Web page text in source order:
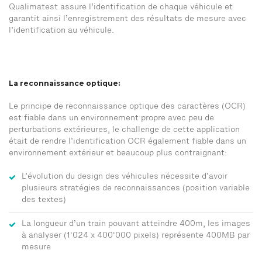
Qualimatest assure l’identification de chaque véhicule et
garantit ainsi l’enregistrement des résultats de mesure avec
l’identification au véhicule.
La reconnaissance optique:
Le principe de reconnaissance optique des caractères (OCR)
est fiable dans un environnement propre avec peu de
perturbations extérieures, le challenge de cette application
était de rendre l’identification OCR également fiable dans un
environnement extérieur et beaucoup plus contraignant:
L’évolution du design des véhicules nécessite d’avoir
plusieurs stratégies de reconnaissances (position variable
des textes)
La longueur d’un train pouvant atteindre 400m, les images
à analyser (1'024 x 400'000 pixels) représente 400MB par
mesure